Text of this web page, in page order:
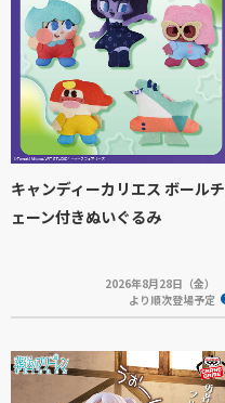
キャンディーカリエス ボールチ
ェーン付きぬいぐるみ
2026年8月28日（金）
より順次登場予定